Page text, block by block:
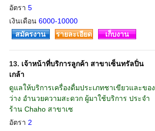
อัตรา 5
เงินเดือน 6000-10000
สมัครงาน
รายละเอียด เก็บงาน
13. เจ้าหน้าที่บริการลูกค้า สาขาเซ็นทรัลปิ่น
เกล้า
ดูแลให้บริการเครื่องดื่มประเภทชาเขียวและของ
ว่าง อำนวยความสะดวก ผู้มาใช้บริการ ประจำ
ร้าน Chaho สาขาเซ
อัตรา 2